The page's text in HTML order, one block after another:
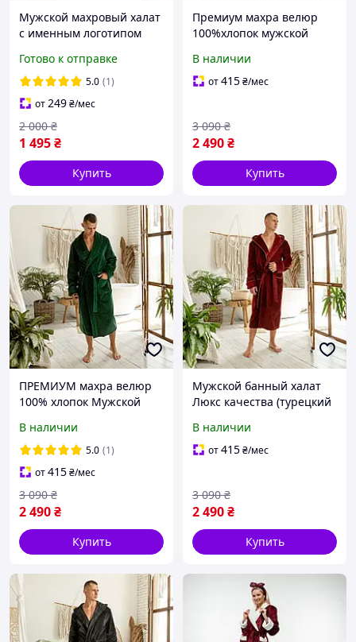
Мужской махровый халат
с именным логотипом
Готово к отправке
5.0 (1)
от249₴/мес
1 495₴
2 000 ₴
Купить
Премиум махра велюр
100%хлопок мужской
воротником и кантом,
серый
В наличии
от415₴/мес
2 490₴
3 090 ₴
Купить
ПРЕМИУМ махра велюр
100% хлопок Мужской
запах, воротник, цвет
зеленый, изумруд
В наличии
5.0 (1)
от415₴/мес
2 490₴
3 090 ₴
Купить
Мужской банный халат
Люкс качества (турецкий
капюшоном и золотым
кантом, длинный
В наличии
от415₴/мес
2 490₴
3 090 ₴
Купить